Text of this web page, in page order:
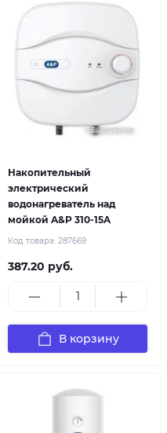
Накопительный
электрический
водонагреватель над
мойкой A&P 310-15A
Код товара: 287669
387.20 руб.
В корзину